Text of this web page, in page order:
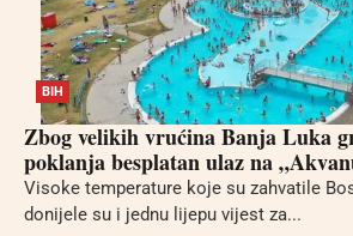
BIH
Zbog velikih vrućina Banja Luka
poklanja besplatan ulaz na
Visoke temperature koje su zahvatile
donijele su i jednu lijepu vijest za...